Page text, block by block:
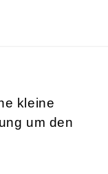
kleine
um den